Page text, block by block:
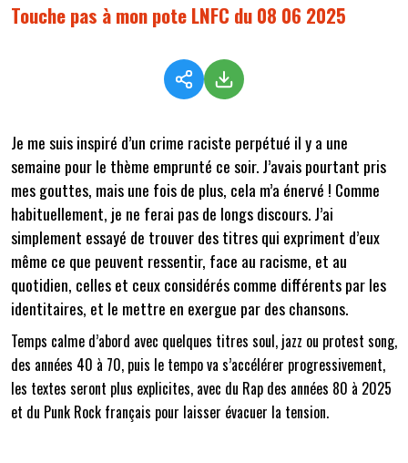
Touche pas à mon pote LNFC du 08 06 2025
Je me suis inspiré d’un crime raciste perpétué il y a une
semaine pour le thème emprunté ce soir. J’avais pourtant pris
mes gouttes, mais une fois de plus, cela m’a énervé ! Comme
habituellement, je ne ferai pas de longs discours. J’ai
simplement essayé de trouver des titres qui expriment d’eux
même ce que peuvent ressentir, face au racisme, et au
quotidien, celles et ceux considérés comme différents par les
identitaires, et le mettre en exergue par des chansons.
Temps calme d’abord avec quelques titres soul, jazz ou protest song,
des années 40 à 70, puis le tempo va s’accélérer progressivement,
les textes seront plus explicites, avec du Rap des années 80 à 2025
et du Punk Rock français pour laisser évacuer la tension.